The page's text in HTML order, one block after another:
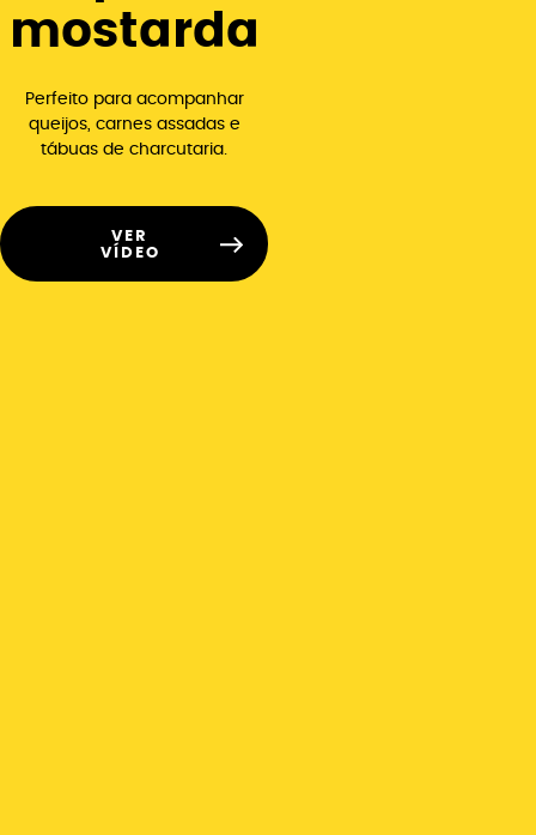
mostarda
Perfeito para acompanhar
queijos, carnes assadas e
tábuas de charcutaria.
VER
VÍDEO